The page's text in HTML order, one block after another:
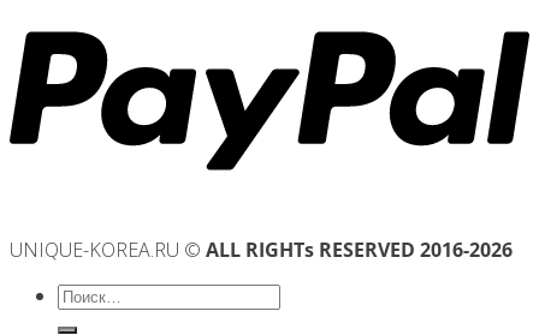
UNIQUE-KOREA.RU © ALL RIGHTs RESERVED 2016-2026
Искать: